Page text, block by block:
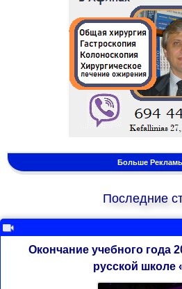
Больше
Последние
Окончание учебного года
русской школе